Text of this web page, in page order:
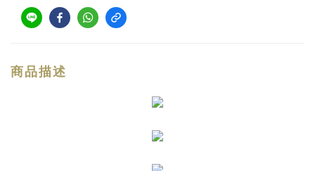
商品描述